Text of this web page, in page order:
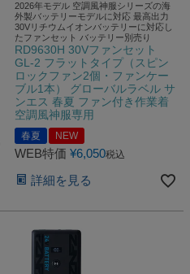
2026年モデル 空調風神服シリーズの海
外製バッテリーモデルに対応 最高出力
30Vリチウムイオンバッテリーに対応し
たファンセット バッテリー別売り
RD9630H 30Vファンセット
GL-2 フラットタイプ（スピン
ロックファン2個・ファンケー
ブル1本） グローバルラベル サ
ンエス 春夏 ファン付き作業着
空調風神服専用
春夏 NEW
WEB特価 ¥6,050税込
詳細を見る